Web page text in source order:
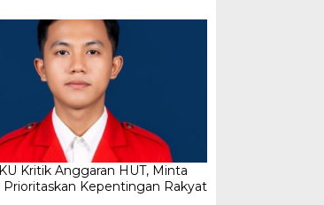
Kritik Anggaran HUT, Minta
Prioritaskan Kepentingan Rakyat